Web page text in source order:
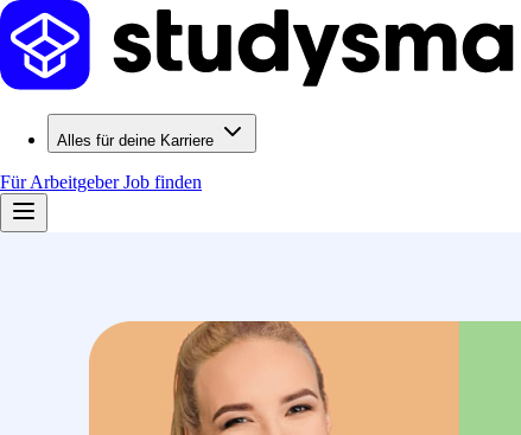
Alles für deine Karriere
Für ArbeitgeberJob finden